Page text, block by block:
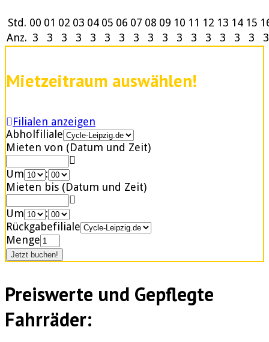
Std. 00 01 02 03 04 05 06 07 08 09 10 11 12 13 14 15
Anz. 3 3 3 3 3 3 3 3 3 3 3 3 3 3 3 3 3
Mietzeitraum auswählen!
Filialen anzeigen
Abholfiliale
Mieten von (Datum und Zeit)
Um
:
Mieten bis (Datum und Zeit)
Um
:
Rückgabefiliale
Menge
Preiswerte und Gepflegte
Fahrräder: